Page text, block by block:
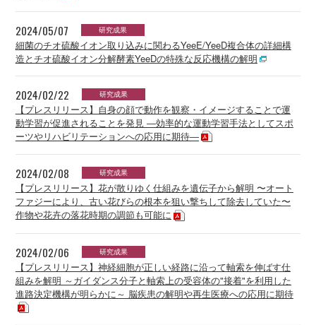
2024/05/07 研究成果
細菌のチオ硫酸イオン取り込みに関わるYeeE/YeeD複合体の詳細構
造とチオ硫酸イオン分解酵素YeeDの特殊な反応機構の解明
2024/02/22 研究成果
【プレスリリース】自身の顔で動作を観察・イメージすることで運
動学習が促進されることを発見 ―効率的な運動学習手法としてスポ
ーツやリハビリテーションへの応用に期待―
2024/02/08 研究成果
【プレスリリース】花が散りゆく仕組みを遺伝子から解明 〜オート
ファジーにより、古い花びらの根本を狙い撃ちして除去していた〜
作物や花卉の落花時期の調節も可能に
2024/02/06 研究成果
【プレスリリース】神経細胞が正しい経路に沿って軸索を伸ばす仕
組みを解明 ～ガイダンス分子と軸索上の受容体の"接着"を利用した
進路決定機構が明らかに～ 脳疾患の解明や再生医療への応用に期待